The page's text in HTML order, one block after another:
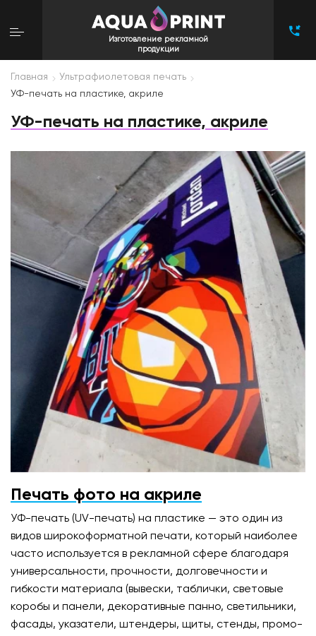
Изготовление рекламной
продукции
Главная
Ультрафиолетовая печать
УФ-печать на пластике, акриле
УФ-печать на пластике, акриле
Печать фото на акриле
УФ-печать (UV-печать) на пластике — это один из
видов широкоформатной печати, который наиболее
часто используется в рекламной сфере благодаря
универсальности, прочности, долговечности и
гибкости материала (вывески, таблички, световые
коробы и панели, декоративные панно, светильники,
фасады, указатели, штендеры, щиты, стенды, промо-